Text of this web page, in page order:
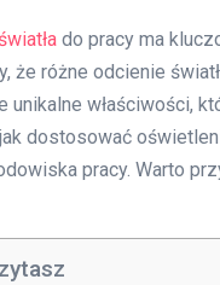
do pracy ma
różne odcienie
unikalne właściwości,
dostosować
pracy. Warto